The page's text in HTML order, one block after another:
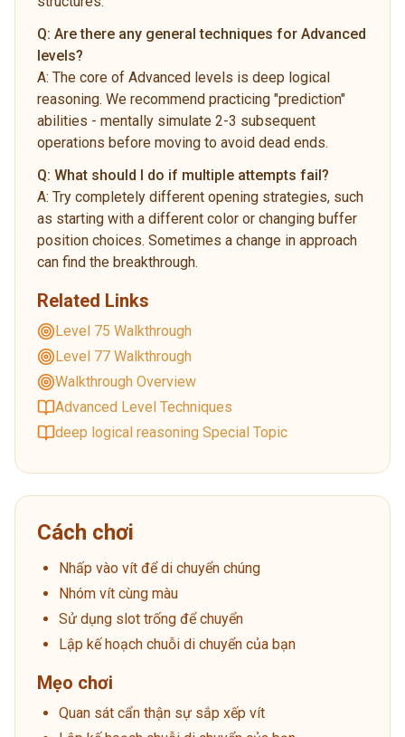
Q: Are there any general techniques for Advanced
levels?
A: The core of Advanced levels is deep logical
reasoning. We recommend practicing "prediction"
abilities - mentally simulate 2-3 subsequent
operations before moving to avoid dead ends.
Q: What should I do if multiple attempts fail?
A: Try completely different opening strategies, such
as starting with a different color or changing buffer
position choices. Sometimes a change in approach
can find the breakthrough.
Related Links
Level 75 Walkthrough
Level 77 Walkthrough
Walkthrough Overview
Advanced Level Techniques
deep logical reasoning Special Topic
Cách chơi
Nhấp vào vít để di chuyển chúng
Nhóm vít cùng màu
Sử dụng slot trống để chuyển
Lập kế hoạch chuỗi di chuyển của bạn
Mẹo chơi
Quan sát cẩn thận sự sắp xếp vít